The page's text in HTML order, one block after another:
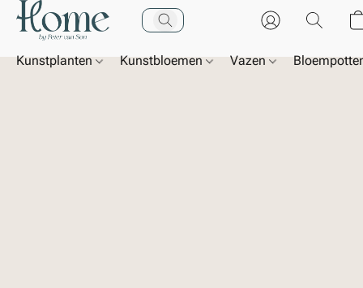
Kunstplanten Kunstbloemen Vazen